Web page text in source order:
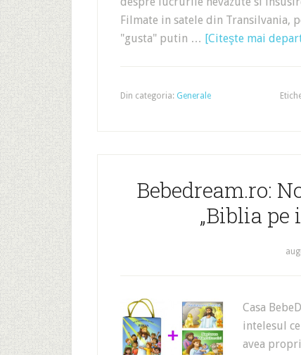
Filmate in satele din Transilvania,
"gusta" putin … [Citeşte mai
Din categoria: Generale
Bebedream.ro:
„Biblia
Casa
intelesul
avea